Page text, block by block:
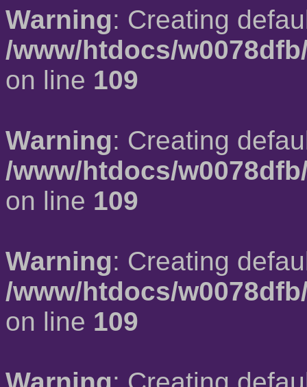
Warning: Creating
/www/htdocs/
on line 109
Warning: Creating
/www/htdocs/
on line 109
Warning: Creating
/www/htdocs/
on line 109